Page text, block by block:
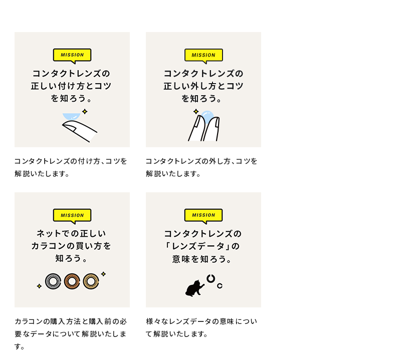
コンタクトレンズの付け方、コツを
解説いたします。
コンタクトレンズの外し方、コツを
解説いたします。
カラコンの購入方法と購入前の必
要なデータについて解説いたしま
す。
様々なレンズデータの意味につい
て解説いたします。